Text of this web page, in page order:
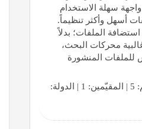
سهلة الاستخدام
أسهل وأكثر تنظيماً.
الملفات؛ بدلاً
محركات البحث،
للملفات المنشورة